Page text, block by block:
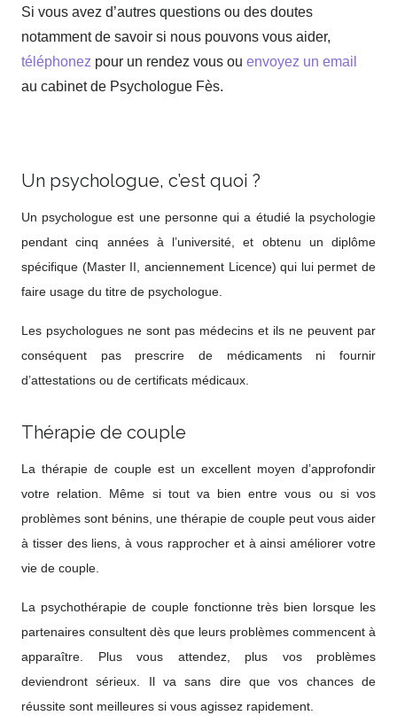
Si vous avez d’autres questions ou des doutes
notamment de savoir si nous pouvons vous aider,
téléphonez pour un rendez vous ou envoyez un email
au cabinet de Psychologue Fès.
Un psychologue, c’est quoi ?
Un psychologue est une personne qui a étudié la psychologie
pendant cinq années à l’université, et obtenu un diplôme
spécifique (Master II, anciennement Licence) qui lui permet de
faire usage du titre de psychologue.
Les psychologues ne sont pas médecins et ils ne peuvent par
conséquent pas prescrire de médicaments ni fournir
d’attestations ou de certificats médicaux.
Thérapie de couple
La thérapie de couple est un excellent moyen d’approfondir
votre relation. Même si tout va bien entre vous ou si vos
problèmes sont bénins, une thérapie de couple peut vous aider
à tisser des liens, à vous rapprocher et à ainsi améliorer votre
vie de couple.
La psychothérapie de couple fonctionne très bien lorsque les
partenaires consultent dès que leurs problèmes commencent à
apparaître. Plus vous attendez, plus vos problèmes
deviendront sérieux. Il va sans dire que vos chances de
réussite sont meilleures si vous agissez rapidement.